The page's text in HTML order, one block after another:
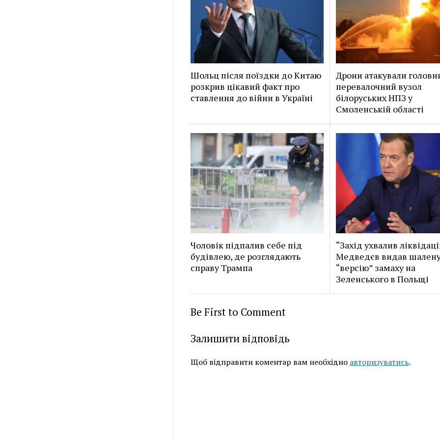
Шольц після поїздки до Китаю
розкрив цікавий факт про
ставлення до війни в Україні
Дрони атакували
перевалочний вузол
білоруських НПЗ у
Смоленській області
Чоловік підпалив себе під
будівлею, де розглядають
справу Трампа
“Захід ухвалив
Медведєв видав
“версію” замаху на
Зеленського в Польщі
Be First to Comment
Залишити відповідь
Щоб відправити коментар вам необхідно авторизуватись.